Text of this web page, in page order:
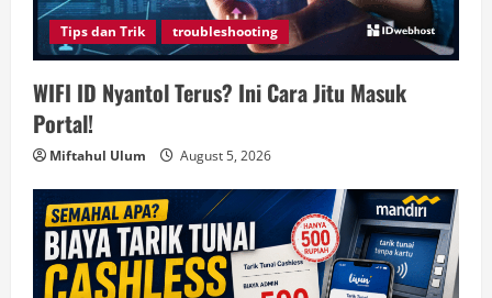
Tips dan Trik troubleshooting
WIFI ID Nyantol Terus? Ini Cara Jitu Masuk
Portal!
Miftahul Ulum August 5, 2026